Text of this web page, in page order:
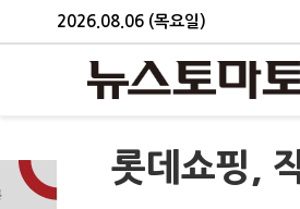
2026.08.06 (목요일)
롯데쇼핑,